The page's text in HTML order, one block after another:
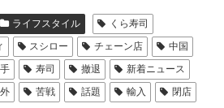
ライフスタイル
くら寿司
スシロー チェーン店
中国
寿司 撤退
新着ニュース
苦戦 話題 輸入 閉店